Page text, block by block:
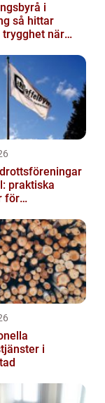
i
när
praktiska
för
i